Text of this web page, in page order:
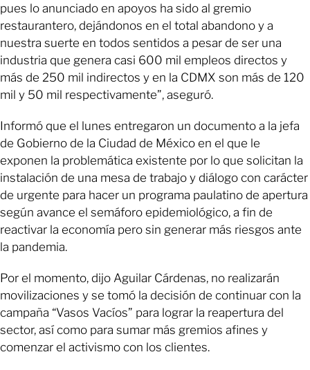
pues lo anunciado en apoyos ha sido al gremio
restaurantero, dejándonos en el total abandono y a
nuestra suerte en todos sentidos a pesar de ser una
industria que genera casi 600 mil empleos directos y
más de 250 mil indirectos y en la CDMX son más de 120
mil y 50 mil respectivamente”, aseguró.
Informó que el lunes entregaron un documento a la jefa
de Gobierno de la Ciudad de México en el que le
exponen la problemática existente por lo que solicitan la
instalación de una mesa de trabajo y diálogo con carácter
de urgente para hacer un programa paulatino de apertura
según avance el semáforo epidemiológico, a fin de
reactivar la economía pero sin generar más riesgos ante
la pandemia.
Por el momento, dijo Aguilar Cárdenas, no realizarán
movilizaciones y se tomó la decisión de continuar con la
campaña “Vasos Vacíos” para lograr la reapertura del
sector, así como para sumar más gremios afines y
comenzar el activismo con los clientes.